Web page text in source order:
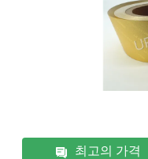
최고의 가격